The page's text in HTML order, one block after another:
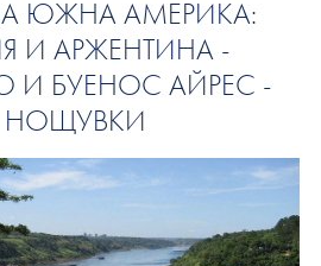
ЮЖНА АМЕРИКА:
И АРЖЕНТИНА -
И БУЕНОС АЙРЕС -
НОЩУВКИ